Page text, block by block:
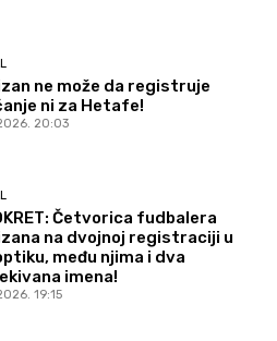
ne može da registruje
ni za Hetafe!
20:03
Četvorica fudbalera
na dvojnoj registraciji u
među njima i dva
imena!
19:15